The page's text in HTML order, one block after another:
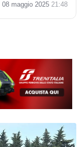
08 maggio 2025 21:48